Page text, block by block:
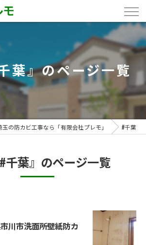
葉』のページ一覧
玉の防カビ工事なら「有限会社プレモ」 #千葉
千葉』のページ一覧
川市洗面所壁紙防カ